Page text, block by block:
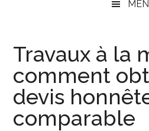
Service
Travaux à la
comment
devis
comparable